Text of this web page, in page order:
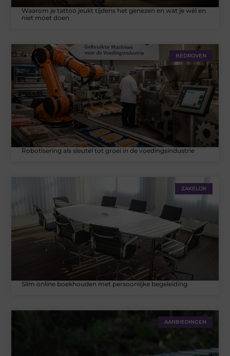
Waarom je tattoo jeukt tijdens het genezen en wat je wél en
niet moet doen
BEDRIJVEN
Robotisering als sleutel tot groei in de voedingsindustrie
ZAKELIJK
Slim online boekhouden met persoonlijke begeleiding
AANBIEDINGEN